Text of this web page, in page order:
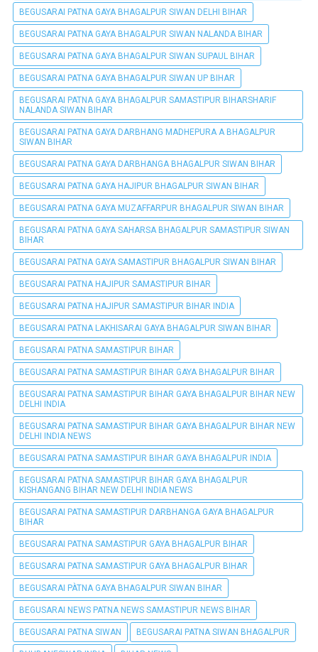
BEGUSARAI PATNA GAYA BHAGALPUR SIWAN DELHI BIHAR
BEGUSARAI PATNA GAYA BHAGALPUR SIWAN NALANDA BIHAR
BEGUSARAI PATNA GAYA BHAGALPUR SIWAN SUPAUL BIHAR
BEGUSARAI PATNA GAYA BHAGALPUR SIWAN UP BIHAR
BEGUSARAI PATNA GAYA BHAGALPUR SAMASTIPUR BIHARSHARIF
NALANDA SIWAN BIHAR
BEGUSARAI PATNA GAYA DARBHANG MADHEPURA A BHAGALPUR
SIWAN BIHAR
BEGUSARAI PATNA GAYA DARBHANGA BHAGALPUR SIWAN BIHAR
BEGUSARAI PATNA GAYA HAJIPUR BHAGALPUR SIWAN BIHAR
BEGUSARAI PATNA GAYA MUZAFFARPUR BHAGALPUR SIWAN BIHAR
BEGUSARAI PATNA GAYA SAHARSA BHAGALPUR SAMASTIPUR SIWAN
BIHAR
BEGUSARAI PATNA GAYA SAMASTIPUR BHAGALPUR SIWAN BIHAR
BEGUSARAI PATNA HAJIPUR SAMASTIPUR BIHAR
BEGUSARAI PATNA HAJIPUR SAMASTIPUR BIHAR INDIA
BEGUSARAI PATNA LAKHISARAI GAYA BHAGALPUR SIWAN BIHAR
BEGUSARAI PATNA SAMASTIPUR BIHAR
BEGUSARAI PATNA SAMASTIPUR BIHAR GAYA BHAGALPUR BIHAR
BEGUSARAI PATNA SAMASTIPUR BIHAR GAYA BHAGALPUR BIHAR NEW
DELHI INDIA
BEGUSARAI PATNA SAMASTIPUR BIHAR GAYA BHAGALPUR BIHAR NEW
DELHI INDIA NEWS
BEGUSARAI PATNA SAMASTIPUR BIHAR GAYA BHAGALPUR INDIA
BEGUSARAI PATNA SAMASTIPUR BIHAR GAYA BHAGALPUR
KISHANGANG BIHAR NEW DELHI INDIA NEWS
BEGUSARAI PATNA SAMASTIPUR DARBHANGA GAYA BHAGALPUR
BIHAR
BEGUSARAI PATNA SAMASTIPUR GAYA BHAGALPUR BIHAR
BEGUSARAI PATNA SAMASTIPUR GAYA BHAGALPUR BIHAR
BEGUSARAI PÀTNA GAYA BHAGALPUR SIWAN BIHAR
BEGUSARAI NEWS PATNA NEWS SAMASTIPUR NEWS BIHAR
BEGUSARAI PATNA SIWAN BEGUSARAI PATNA SIWAN BHAGALPUR